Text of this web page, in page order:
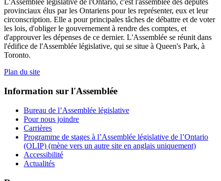
L'Assemblée législative de l'Ontario, c'est l'assemblée des députés
provinciaux élus par les Ontariens pour les représenter, eux et leur
circonscription. Elle a pour principales tâches de débattre et de voter
les lois, d'obliger le gouvernement à rendre des comptes, et
d'approuver les dépenses de ce dernier. L'Assemblée se réunit dans
l'édifice de l'Assemblée législative, qui se situe à Queen's Park, à
Toronto.
Plan du site
Information sur l'Assemblée
Bureau de l’Assemblée législative
Pour nous joindre
Carrières
Programme de stages à l’Assemblée législative de l’Ontario
(OLIP) (mène vers un autre site en anglais uniquement)
Accessibilité
Actualités